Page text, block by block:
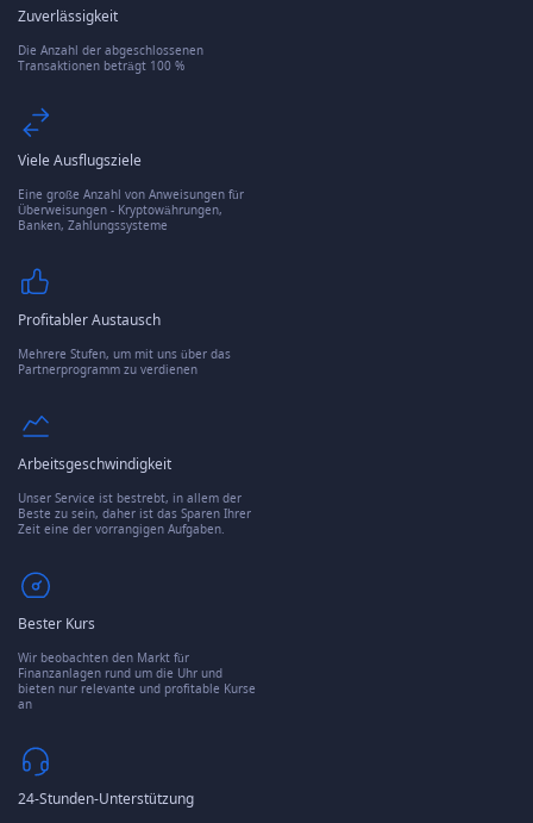
Zuverlässigkeit
Die Anzahl der abgeschlossenen
Transaktionen beträgt 100 %
Viele Ausflugsziele
Eine große Anzahl von Anweisungen für
Überweisungen - Kryptowährungen,
Banken, Zahlungssysteme
Profitabler Austausch
Mehrere Stufen, um mit uns über das
Partnerprogramm zu verdienen
Arbeitsgeschwindigkeit
Unser Service ist bestrebt, in allem der
Beste zu sein, daher ist das Sparen Ihrer
Zeit eine der vorrangigen Aufgaben.
Bester Kurs
Wir beobachten den Markt für
Finanzanlagen rund um die Uhr und
bieten nur relevante und profitable Kurse
an
24-Stunden-Unterstützung